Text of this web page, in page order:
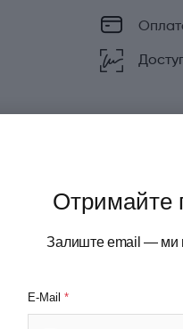
стилі з
сталевим
положення в
розміру F (Fine)
Його закрита
Отримайте
Залиште email — ми
E-Mail *